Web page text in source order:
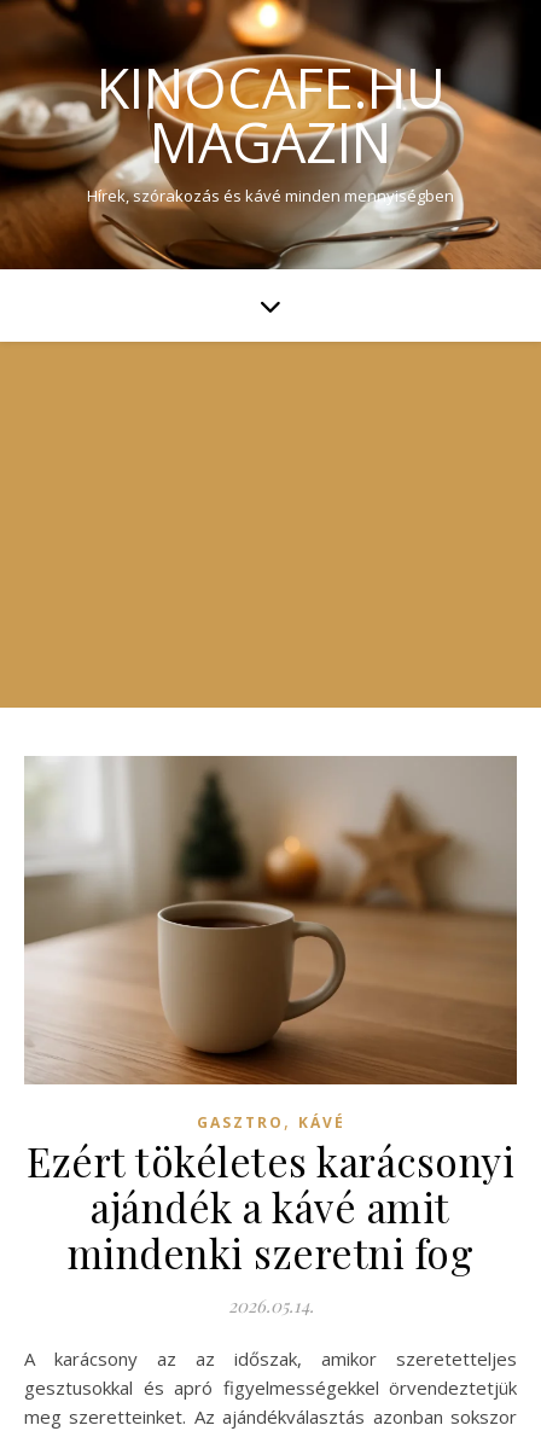
KINOCAFE.HU
MAGAZIN
Hírek, szórakozás és kávé minden mennyiségben
GASZTRO , KÁVÉ
Ezért tökéletes karácsonyi
ajándék a kávé amit
mindenki szeretni fog
2026.05.14.
A karácsony az az időszak, amikor szeretetteljes
gesztusokkal és apró figyelmességekkel örvendeztetjük
meg szeretteinket. Az ajándékválasztás azonban sokszor